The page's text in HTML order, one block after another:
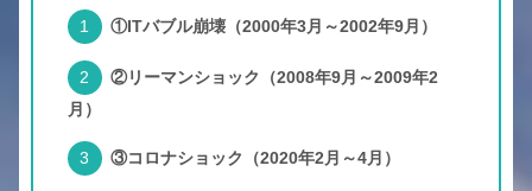
①ITバブル崩壊（2000年3月～2002年9月）
②リーマンショック（2008年9月～2009年2
月）
③コロナショック（2020年2月～4月）